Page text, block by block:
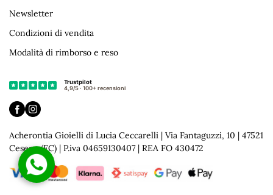
Newsletter
Condizioni di vendita
Modalità di rimborso e reso
Acherontia Gioielli di Lucia Ceccarelli | Via Fantaguzzi, 10 | 47521
Cesena (FC) | P.iva 04659130407 | REA FO 430472